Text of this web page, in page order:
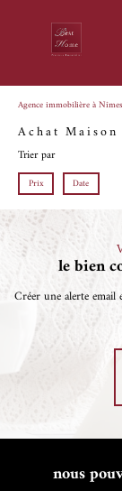
Agence immobilière à Nîmes
Achat
Trier par
Prix Date
le bien
Créer une alerte email
nous